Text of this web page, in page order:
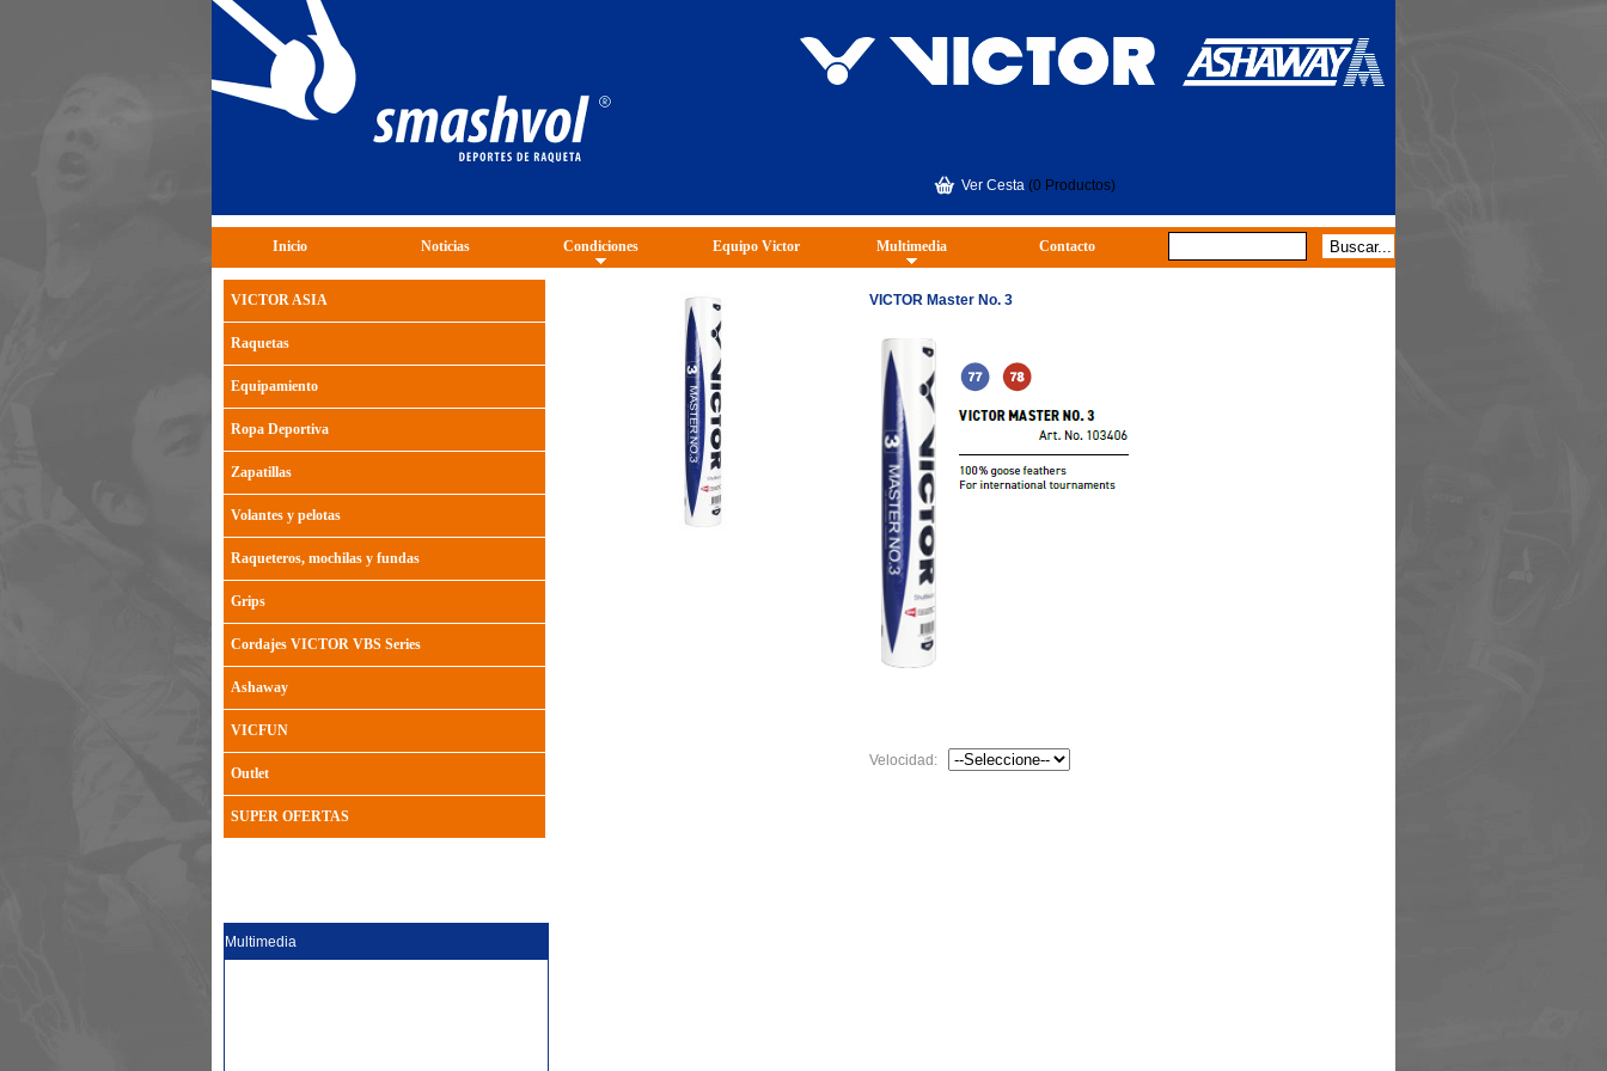
Inicio Noticias Condiciones Equipo Victor Multimedia Contacto
VICTOR Master No. 3
Velocidad:
VICTOR ASIA
Raquetas
Equipamiento
Ropa Deportiva
Zapatillas
Volantes y pelotas
Raqueteros, mochilas y fundas
Grips
Cordajes VICTOR VBS Series
Ashaway
VICFUN
Outlet
SUPER OFERTAS
Multimedia
Ver Cesta (0 Productos)